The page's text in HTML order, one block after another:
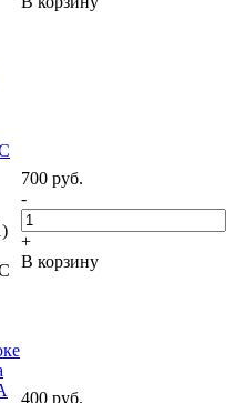
700 руб.
-
+
В корзину
400 руб.